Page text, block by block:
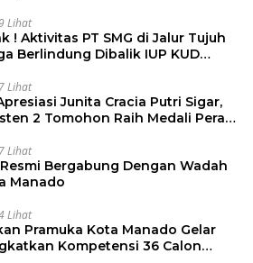
Lihat
! Aktivitas PT SMG di Jalur Tujuh
Berlindung Dibalik IUP KUD
Lihat
Junita Cracia Putri Sigar,
2 Tomohon Raih Medali Perak
Lihat
Bergabung Dengan Wadah
Manado
Lihat
Pramuka Kota Manado Gelar
Kompetensi 36 Calon